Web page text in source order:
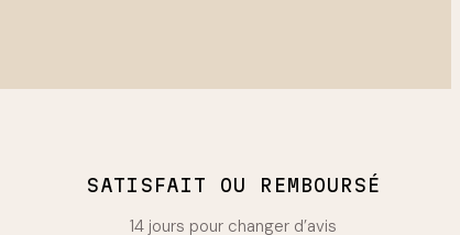
SATISFAIT OU REMBOURSÉ
14 jours pour changer d’avis